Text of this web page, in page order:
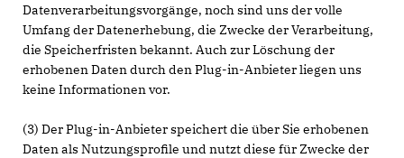
Datenverarbeitungsvorgänge, noch sind uns der volle
Umfang der Datenerhebung, die Zwecke der Verarbeitung,
die Speicherfristen bekannt. Auch zur Löschung der
erhobenen Daten durch den Plug-in-Anbieter liegen uns
keine Informationen vor.
(3) Der Plug-in-Anbieter speichert die über Sie erhobenen
Daten als Nutzungsprofile und nutzt diese für Zwecke der